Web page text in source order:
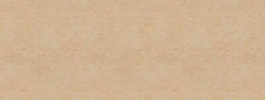
o herir algun otro
5. El spam no será